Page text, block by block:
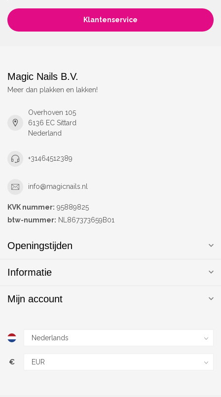
Klantenservice
Magic Nails B.V.
Meer dan plakken en lakken!
Overhoven 105
6136 EC Sittard
Nederland
+31464512389
info@magicnails.nl
KVK nummer: 95889825
btw-nummer: NL867373659B01
Openingstijden
Informatie
Mijn account
€